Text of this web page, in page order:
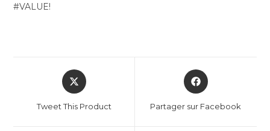
#VALUE!
Tweet This Product Partager sur Facebook